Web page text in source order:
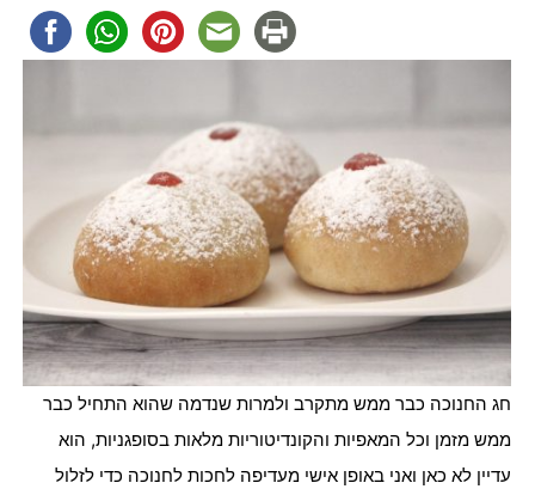
חג החנוכה כבר ממש מתקרב ולמרות שנדמה שהוא התחיל כבר
ממש מזמן וכל המאפיות והקונדיטוריות מלאות בסופגניות, הוא
עדיין לא כאן ואני באופן אישי מעדיפה לחכות לחנוכה כדי לזלול